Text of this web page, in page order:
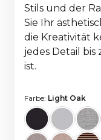
Stils und der
Sie Ihr
die Kreativität
jedes Detail
ist.
Farbe: Light Oak